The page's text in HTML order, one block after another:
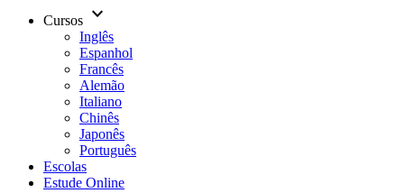
Cursos keyboard_arrow_down
Inglês
Espanhol
Francês
Alemão
Italiano
Chinês
Japonês
Português
Escolas
Estude Online